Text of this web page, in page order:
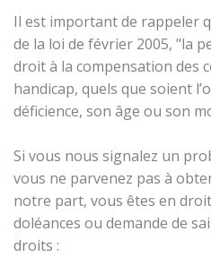
Il est important de rappeler
de la loi de février 2005, "la
droit à la compensation des
handicap, quels que soient
déficience, son âge ou son
Si vous nous signalez un
vous ne parvenez pas à
notre part, vous êtes en
doléances ou demande de
droits :